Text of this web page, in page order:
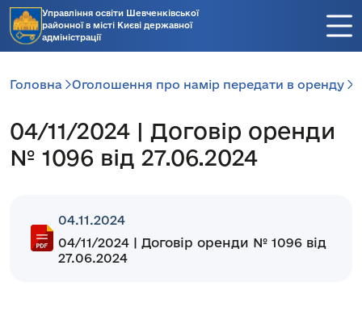
Управління освіти Шевченківської
районної в місті Києві державної
адміністрації
Головна Оголошення про намір передати в оренду
04/11/2024 | Договір оренди
№ 1096 від 27.06.2024
04.11.2024
04/11/2024 | Договір оренди № 1096 від
27.06.2024